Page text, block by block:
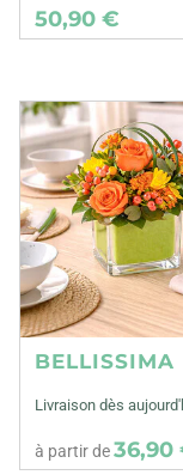
50,90 €
BELLISSIMA
Livraison dès
à partir de36,90